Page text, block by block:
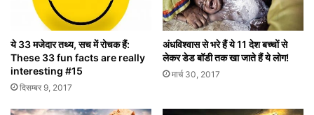
ये 33 मजेदार तथ्य, सच में रोचक हैं:
These 33 fun facts are really
interesting #15
दिसम्बर 9, 2017
अंधविश्वास से भरे हैं ये 11 देश बच्चों से
लेकर डेड बॉडी तक खा जाते हैं ये लोग!
मार्च 30, 2017